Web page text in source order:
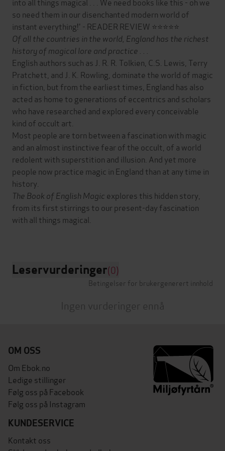
so need them in our disenchanted modern world of
instant everything!' - READER REVIEW ⭐⭐⭐⭐⭐
Of all the countries in the world, England has the richest
history of magical lore and practice . . .
English authors such as J. R. R. Tolkien, C.S. Lewis, Terry
Pratchett, and J. K. Rowling, dominate the world of magic
in fiction, but from the earliest times, England has also
acted as home to generations of eccentrics and scholars
who have researched and explored every conceivable
kind of occult art.
Most people are torn between a fascination with magic
and an almost instinctive fear of the occult, of a world
redolent with superstition and illusion. And yet more
people now practice magic in England than at any time in
history.
The Book of English Magic explores this hidden story,
from its first stirrings to our present-day fascination
with all things magical.
Leservurderinger(0)
Betingelser for brukergenerert innhold
Ingen vurderinger ennå
OM OSS
Om Ebok.no
Ledige stillinger
Følg oss på Facebook
Følg oss på Instagram
KUNDESERVICE
Kontakt oss